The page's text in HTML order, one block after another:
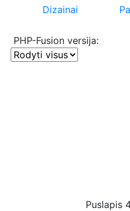
Dizainai
PHP-Fusion versija:
Puslapis